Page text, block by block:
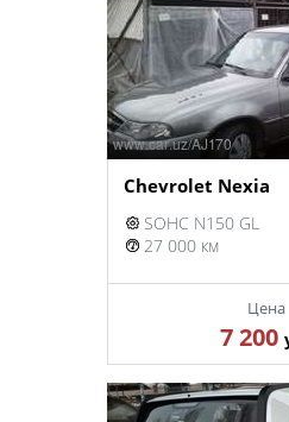
Chevrolet Nexia
SOHC N150 GL
27 000 км
Цена
7 200